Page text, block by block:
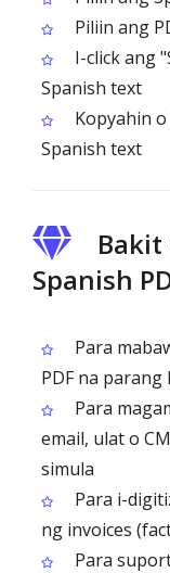
Piliin ang
I-click ang
Spanish text
Kopyahin
Spanish text
Spanish
Para
PDF na
Para
email, ulat o
simula
Para i-
ng invoices
Para